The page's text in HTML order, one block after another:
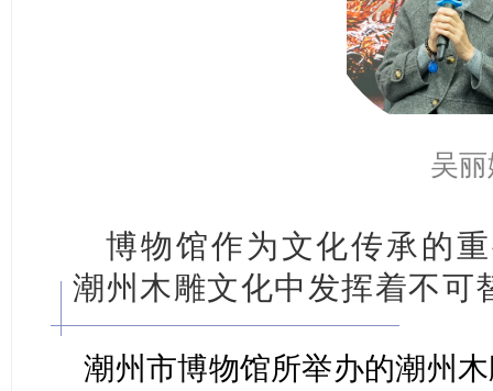
吴
博物馆作为文化传承的
潮州木雕文化中发挥着不可
潮州市博物馆所举办的潮州